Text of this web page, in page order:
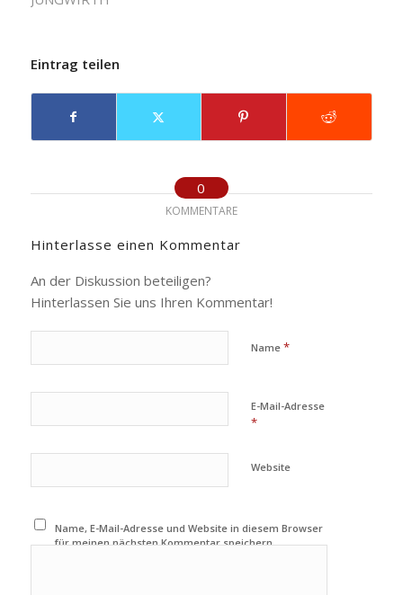
Eintrag teilen
0
KOMMENTARE
Hinterlasse einen Kommentar
An der Diskussion beteiligen?
Hinterlassen Sie uns Ihren Kommentar!
Name *
E-Mail-Adresse
*
Website
Name, E-Mail-Adresse und Website in diesem Browser
für meinen nächsten Kommentar speichern.